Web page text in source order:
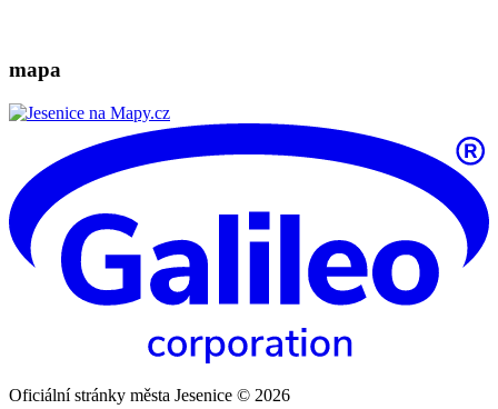
mapa
Oficiální stránky města Jesenice © 2026